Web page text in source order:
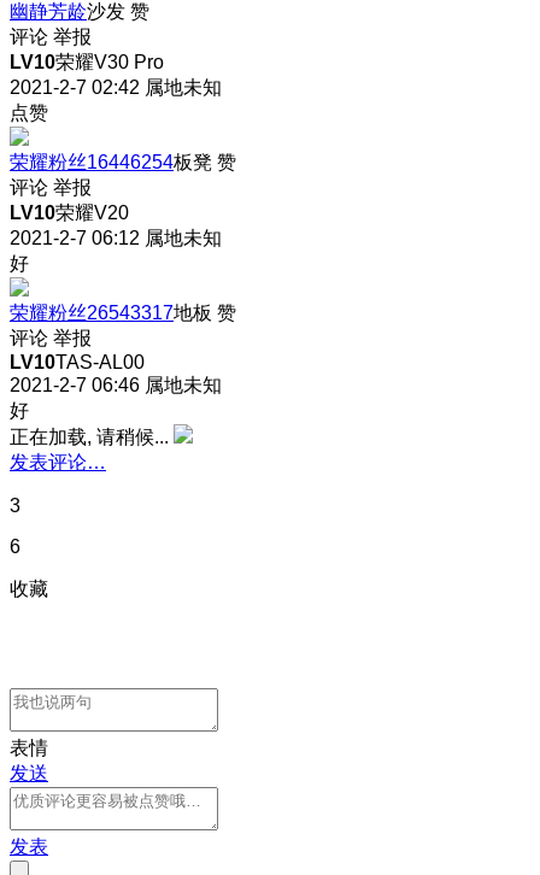
幽静芳龄沙发 赞
评论 举报
LV10荣耀V30 Pro
2021-2-7 02:42 属地未知
点赞
荣耀粉丝16446254板凳 赞
评论 举报
LV10荣耀V20
2021-2-7 06:12 属地未知
好
荣耀粉丝26543317地板 赞
评论 举报
LV10TAS-AL00
2021-2-7 06:46 属地未知
好
正在加载, 请稍候...
发表评论…
3
6
收藏
表情
发送
发表